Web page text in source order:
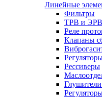
Линейные
Фильтры
ТРВ и ЭРВ
Реле
Клапаны
Рессиверы